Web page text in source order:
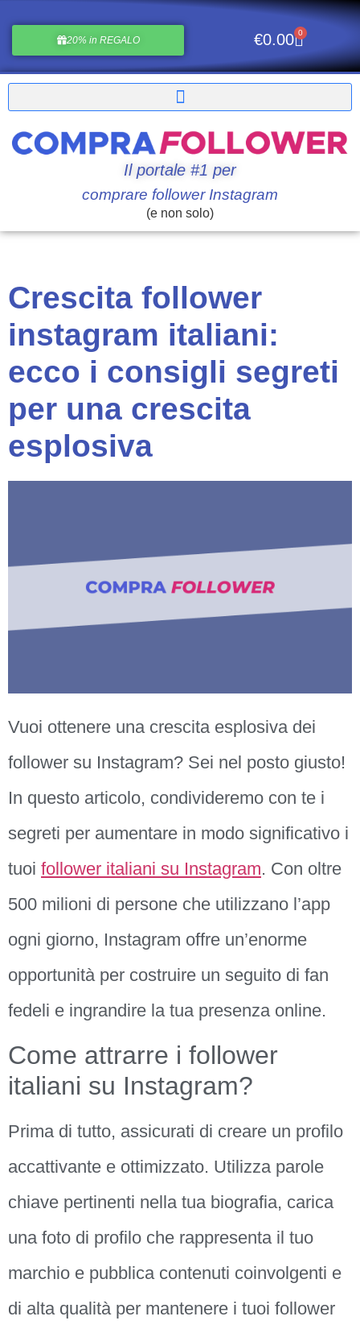
20% in REGALO €0.00 0
Il portale #1 per
comprare follower Instagram
(e non solo)
Crescita follower
instagram italiani:
ecco i consigli segreti
per una crescita
esplosiva
Vuoi ottenere una crescita esplosiva dei
follower su Instagram? Sei nel posto giusto!
In questo articolo, condivideremo con te i
segreti per aumentare in modo significativo i
tuoi follower italiani su Instagram. Con oltre
500 milioni di persone che utilizzano l’app
ogni giorno, Instagram offre un’enorme
opportunità per costruire un seguito di fan
fedeli e ingrandire la tua presenza online.
Come attrarre i follower
italiani su Instagram?
Prima di tutto, assicurati di creare un profilo
accattivante e ottimizzato. Utilizza parole
chiave pertinenti nella tua biografia, carica
una foto di profilo che rappresenta il tuo
marchio e pubblica contenuti coinvolgenti e
di alta qualità per mantenere i tuoi follower